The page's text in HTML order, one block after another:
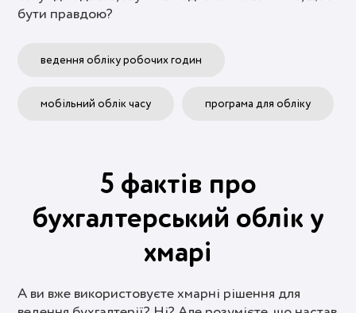
бути правдою?
ведення обліку робочих годин
мобільний облік часу програма для обліку
5 фактів про
бухгалтерський облік у
хмарі
А ви вже використовуєте хмарні рішення для